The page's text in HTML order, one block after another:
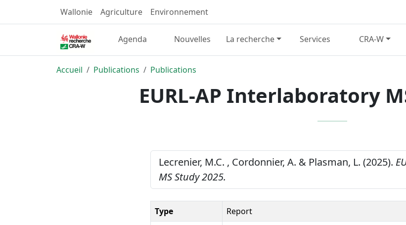
Wallonie Agriculture Environnement
Agenda Nouvelles La recherche Services CRA-W
Accueil Publications Publications
EURL-AP Interlaboratory
Lecrenier, M.C. , Cordonnier, A. & Plasman, L. (2025).
MS Study 2025.
Type
Report